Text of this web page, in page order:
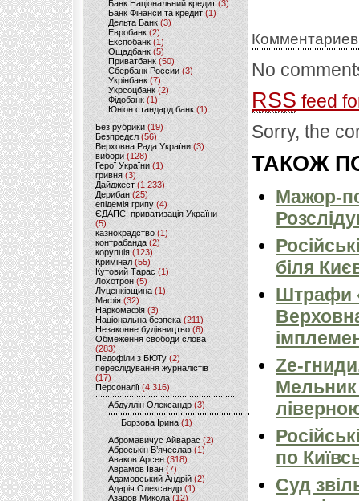
Банк Національний кредит (3)
Банк Фінанси та кредит (1)
Дельта Банк (3)
Евробанк(2)
Експобанк (1)
Ощадбанк(5)
Приватбанк (50)
Сбербанк России (3)
Укрінбанк(7)
Укрсоцбанк (2)
Фідобанк (1)
Юніон стандард банк(1)
Без рубрики (19)
Безпредєл(56)
Верховна Рада України (3)
вибори(128)
Герої України(1)
гривня (3)
Дайджест (1 233)
Дерибан (25)
епідемія грипу (4)
ЄДАПС: приватизація України
(5)
казнокрадство (1)
контрабанда (2)
корупція (123)
Кримінал (55)
Кутовий Тарас (1)
Лохотрон(5)
Луценківщина (1)
Мафія (32)
Наркомафія (3)
Національна безпека (211)
Незаконне будівництво(6)
Обмеження свободи слова
(283)
Педофіли з БЮТу (2)
переслідування журналістів
(17)
Персоналії (4 316)
Абдуллін Олександр (3)
Борзова Ірина(1)
Абромавичус Айварас (2)
Аброськін В’ячеслав(1)
Аваков Арсен (318)
Аврамов Іван (7)
Адамовський Андрій(2)
Адаріч Олександр (1)
Азаров Микола (12)
No
RSS feed
Sorry, the
ТАКОЖ
Мажор-
біля
Штрафи
Ze-
по
Суд